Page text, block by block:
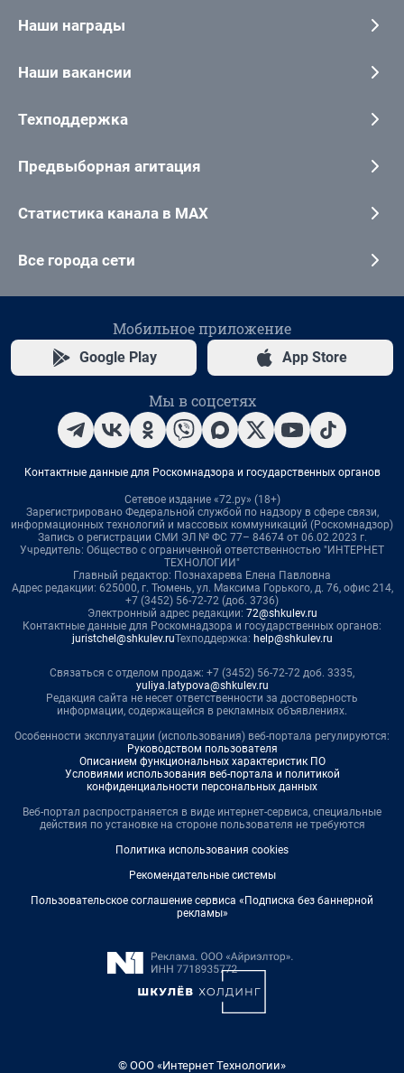
Наши награды
Наши вакансии
Техподдержка
Предвыборная агитация
Статистика канала в MAX
Все города сети
Мобильное приложение
Google Play App Store
Мы в соцсетях
Контактные данные для Роскомнадзора и государственных органов
Сетевое издание «72.ру» (18+)
Зарегистрировано Федеральной службой по надзору в сфере связи,
информационных технологий и массовых коммуникаций (Роскомнадзор)
Запись о регистрации СМИ ЭЛ № ФС 77– 84674 от 06.02.2023 г.
Учредитель: Общество с ограниченной ответственностью "ИНТЕРНЕТ
ТЕХНОЛОГИИ"
Главный редактор: Познахарева Елена Павловна
Адрес редакции: 625000, г. Тюмень, ул. Максима Горького, д. 76, офис 214,
+7 (3452) 56-72-72 (доб. 3736)
Электронный адрес редакции: 72@shkulev.ru
Контактные данные для Роскомнадзора и государственных органов:
juristchel@shkulev.ruТехподдержка: help@shkulev.ru
Связаться с отделом продаж: +7 (3452) 56-72-72 доб. 3335,
yuliya.latypova@shkulev.ru
Редакция сайта не несет ответственности за достоверность
информации, содержащейся в рекламных объявлениях.
Особенности эксплуатации (использования) веб-портала регулируются:
Руководством пользователя
Описанием функциональных характеристик ПО
Условиями использования веб-портала и политикой
конфиденциальности персональных данных
Веб-портал распространяется в виде интернет-сервиса, специальные
действия по установке на стороне пользователя не требуются
Политика использования cookies
Рекомендательные системы
Пользовательское соглашение сервиса «Подписка без баннерной
рекламы»
© ООО «Интернет Технологии»